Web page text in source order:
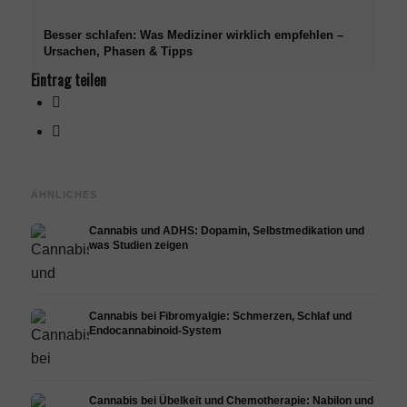
Besser schlafen: Was Mediziner wirklich empfehlen –
Ursachen, Phasen & Tipps
Eintrag teilen
ÄHNLICHES
Cannabis und ADHS: Dopamin, Selbstmedikation und
was Studien zeigen
Cannabis bei Fibromyalgie: Schmerzen, Schlaf und
Endocannabinoid-System
Cannabis bei Übelkeit und Chemotherapie: Nabilon und